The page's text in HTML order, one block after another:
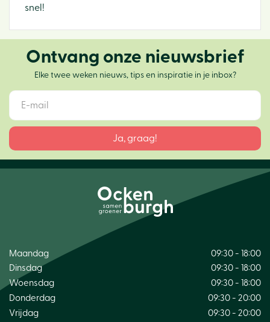
snel!
Ontvang onze nieuwsbrief
Elke twee weken nieuws, tips en inspiratie in je inbox?
Maandag
09:30 - 18:00
Dinsdag
09:30 - 18:00
Woensdag
09:30 - 18:00
Donderdag
09:30 - 20:00
Vrijdag
09:30 - 20:00